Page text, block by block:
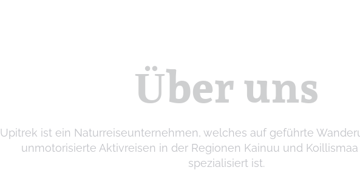
Über uns
Upitrek ist ein Naturreiseunternehmen, welches auf geführte
unmotorisierte Aktivreisen in der Regionen Kainuu und
spezialisiert ist.